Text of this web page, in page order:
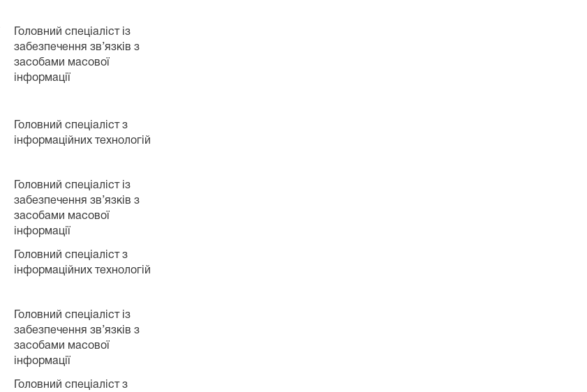
Головний спеціаліст із
забезпечення зв’язків з
засобами масової
інформації
Головний спеціаліст з
інформаційних технологій
Головний спеціаліст із
забезпечення зв’язків з
засобами масової
інформації
Головний спеціаліст з
інформаційних технологій
Головний спеціаліст із
забезпечення зв’язків з
засобами масової
інформації
Головний спеціаліст з